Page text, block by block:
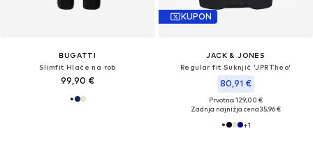
BUGATTI
Slimfit Hlače na rob
99,90 €
KUPON
JACK & JONES
Regular fit Suknjič 'JPRTheo'
80,91 €
Prvotno: 129,00 €
Zadnja najnižja cena35,96 €
+1